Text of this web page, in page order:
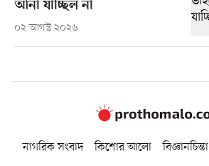
আনা যাচ্ছিল না
০২ আগস্ট ২০২৬
নাগরিক সংবাদ কিশোর আলো বিজ্ঞানচিন্তা